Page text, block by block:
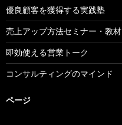
優良顧客を獲得する実践塾
売上アップ方法セミナー・教材
即効使える営業トーク
コンサルティングのマインド
ページ